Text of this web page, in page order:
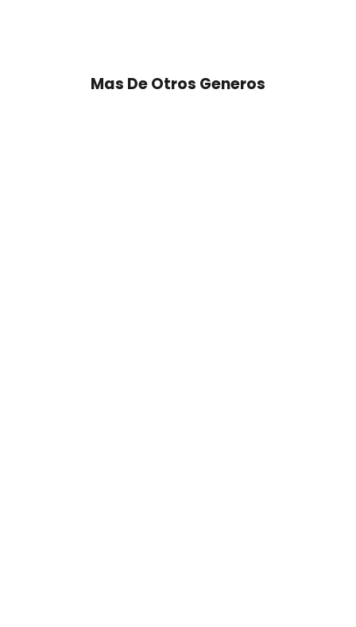
Mas De Otros Generos